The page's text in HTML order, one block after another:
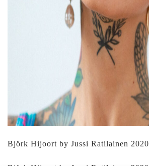
Björk Hijoort by Jussi Ratilainen 2020